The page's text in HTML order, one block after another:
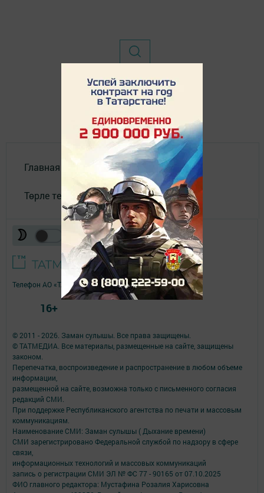
Главная
Төрле темалар
© 2011 - 2026. Заман сулышы. Все права защищены.
© ТАТМЕДИА. Все материалы, размещенные на сайте, защищены
законом.
Перепечатка, воспроизведение и распространение в любом объеме
информации,
размещенной на сайте, возможна только с письменного согласия
редакций СМИ.
При поддержке Республиканского агентства по печати и массовым
коммуникациям.
Наименование СМИ: Заман сулышы ( Дыхание времени)
СМИ зарегистрировано Федеральной службой по надзору в сфере
связи,
информационных технологий и массовых коммуникаций
запись о регистрации СМИ ЭЛ № ФС 77 - 90165 от 07.10.2025
ФИО главного редактора: Мустафина Розалия Харисовна
Телефон АО «ТАТМЕДИА»:(843) 222 09 84
16+